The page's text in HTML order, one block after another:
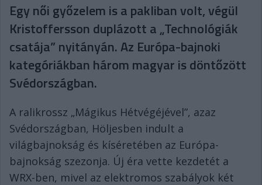
Egy női győzelem is a pakliban volt, végül
Kristoffersson duplázott a „Technológiák
csatája” nyitányán. Az Európa-bajnoki
kategóriákban három magyar is döntőzött
Svédországban.
A ralikrossz „Mágikus Hétvégéjével”, azaz
Svédországban, Höljesben indult a
világbajnokság és kíséretében az Európa-
bajnokság szezonja. Új éra vette kezdetét a
WRX-ben, mivel az elektromos szabályok két